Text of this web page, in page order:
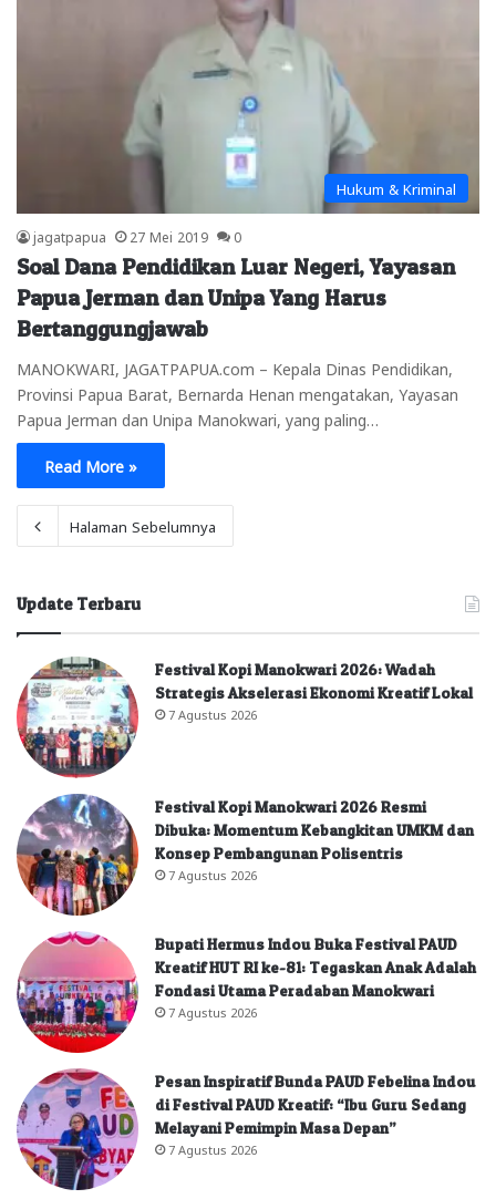
Hukum & Kriminal
jagatpapua 27 Mei 2019 0
Soal Dana Pendidikan Luar Negeri, Yayasan
Papua Jerman dan Unipa Yang Harus
Bertanggungjawab
MANOKWARI, JAGATPAPUA.com – Kepala Dinas Pendidikan,
Provinsi Papua Barat, Bernarda Henan mengatakan, Yayasan
Papua Jerman dan Unipa Manokwari, yang paling…
Read More »
Halaman Sebelumnya
Update Terbaru
Festival Kopi Manokwari 2026: Wadah
Strategis Akselerasi Ekonomi Kreatif Lokal
7 Agustus 2026
Festival Kopi Manokwari 2026 Resmi
Dibuka: Momentum Kebangkitan UMKM dan
Konsep Pembangunan Polisentris
7 Agustus 2026
Bupati Hermus Indou Buka Festival PAUD
Kreatif HUT RI ke-81: Tegaskan Anak Adalah
Fondasi Utama Peradaban Manokwari
7 Agustus 2026
Pesan Inspiratif Bunda PAUD Febelina Indou
di Festival PAUD Kreatif: “Ibu Guru Sedang
Melayani Pemimpin Masa Depan”
7 Agustus 2026